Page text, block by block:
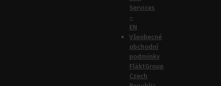
Services
–
EN
Všeobecné
obchodní
podmínky
FläktGroup
Czech